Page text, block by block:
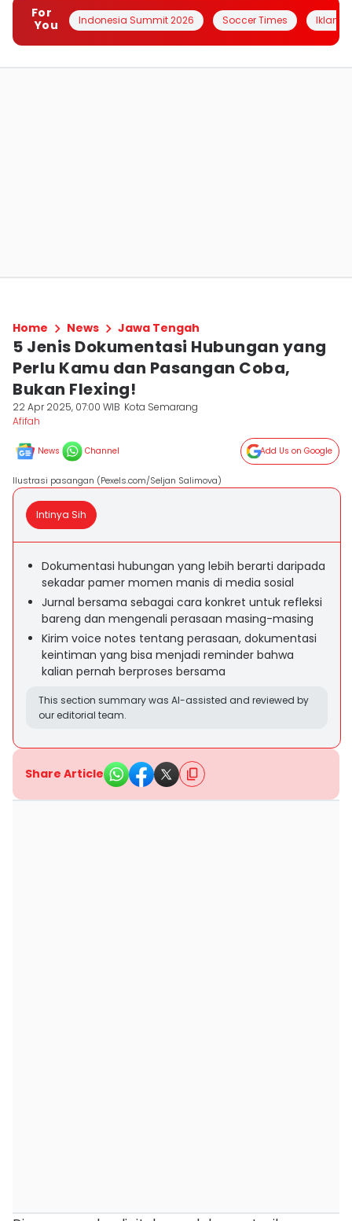
For
You
Indonesia Summit 2026 Soccer Times Iklanin
Home News Jawa Tengah
5 Jenis Dokumentasi Hubungan yang
Perlu Kamu dan Pasangan Coba,
Bukan Flexing!
22 Apr 2025, 07:00 WIB Kota Semarang
Afifah
News Channel Add Us on Google
Ilustrasi pasangan (Pexels.com/Seljan Salimova)
Intinya Sih
Dokumentasi hubungan yang lebih berarti daripada
sekadar pamer momen manis di media sosial
Jurnal bersama sebagai cara konkret untuk refleksi
bareng dan mengenali perasaan masing-masing
Kirim voice notes tentang perasaan, dokumentasi
keintiman yang bisa menjadi reminder bahwa
kalian pernah berproses bersama
This section summary was AI-assisted and reviewed by
our editorial team.
Share Article